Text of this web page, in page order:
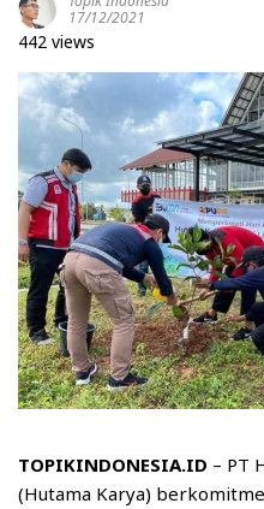
17/12/2021
442 views
TOPIKINDONESIA.ID – PT
(Hutama Karya)